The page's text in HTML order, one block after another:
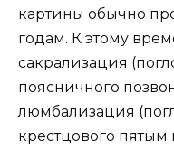
картины обычно
годам. К этому
сакрализация
поясничного
люмбализация
крестцового